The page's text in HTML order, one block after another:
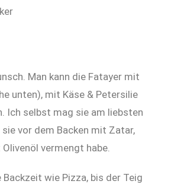
Man kann die Fatayer mit
unten), mit Käse & Petersilie
Ich selbst mag sie am liebsten
vor dem Backen mit Zatar,
vermengt habe.
Backzeit wie Pizza, bis der Teig